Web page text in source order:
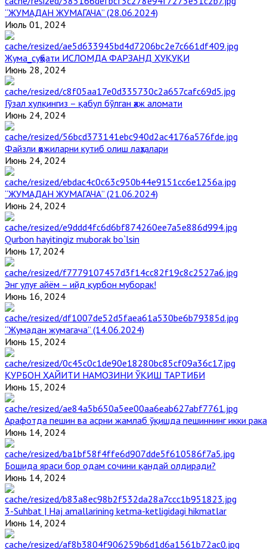
“ЖУМАДАН ЖУМАГАЧА” (28.06.2024)
Июль 01, 2024
Жума_суҳбати ИСЛОМДА ФАРЗАНД ҲУҚУҚИ
Июнь 28, 2024
Гўзал хулқингиз – қабул бўлган ҳаж аломати
Июнь 24, 2024
Файзли ҳожиларни кутиб олиш лаҳзалари
Июнь 24, 2024
“ЖУМАДАН ЖУМАГАЧА” (21.06.2024)
Июнь 24, 2024
Qurbon hayitingiz muborak bo`lsin
Июнь 17, 2024
Энг улуғ айём – ийд қурбон муборак!
Июнь 16, 2024
“Жумадан жумагача” (14.06.2024)
Июнь 15, 2024
ҚУРБОН ҲАЙИТИ НАМОЗИНИ ЎҚИШ ТАРТИБИ
Июнь 15, 2024
Арафотда пешин ва асрни жамлаб ўқишда пешиннинг икки
Июнь 14, 2024
Бошида яраси бор одам сочини қандай олдиради?
Июнь 14, 2024
3-Suhbat | Haj amallarining ketma-ketligidagi hikmatlar
Июнь 14, 2024